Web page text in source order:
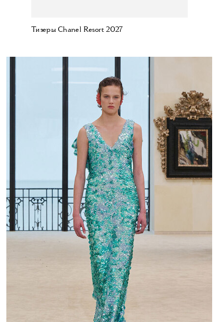
Тизеры Chanel Resort 2027